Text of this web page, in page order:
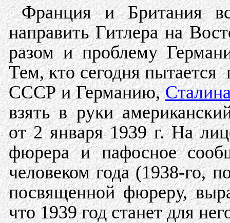
Франция и Британия
направить Гитлера на
разом и проблему
Тем, кто сегодня пытается
СССР и Германию,
взять в руки
от 2 января 1939 г. На
фюрера и пафосное
человеком года (1938-го,
посвященной фюреру,
что 1939 год станет для